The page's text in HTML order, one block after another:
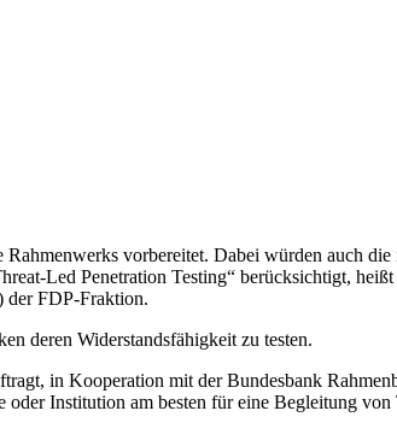
vorbereitet. Dabei würden auch
Led Penetration Testing“ berücksichtigt,
der FDP-Fraktion.
deren Widerstandsfähigkeit zu testen.
in Kooperation mit der Bundesbank
Institution am besten für eine Begleitung von